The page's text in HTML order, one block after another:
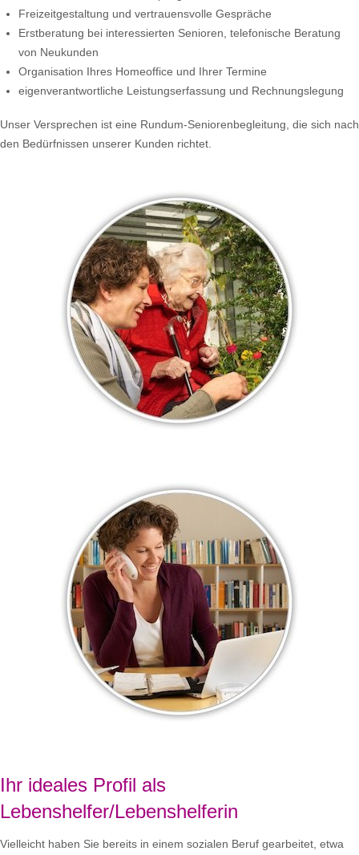
Freizeitgestaltung und vertrauensvolle Gespräche
Erstberatung bei interessierten Senioren, telefonische Beratung
von Neukunden
Organisation Ihres Homeoffice und Ihrer Termine
eigenverantwortliche Leistungserfassung und Rechnungslegung
Unser Versprechen ist eine Rundum-Seniorenbegleitung, die sich nach
den Bedürfnissen unserer Kunden richtet.
Ihr ideales Profil als
Lebenshelfer/Lebenshelferin
Vielleicht haben Sie bereits in einem sozialen Beruf gearbeitet, etwa